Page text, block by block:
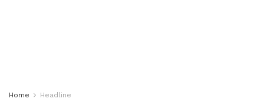
Home Headline